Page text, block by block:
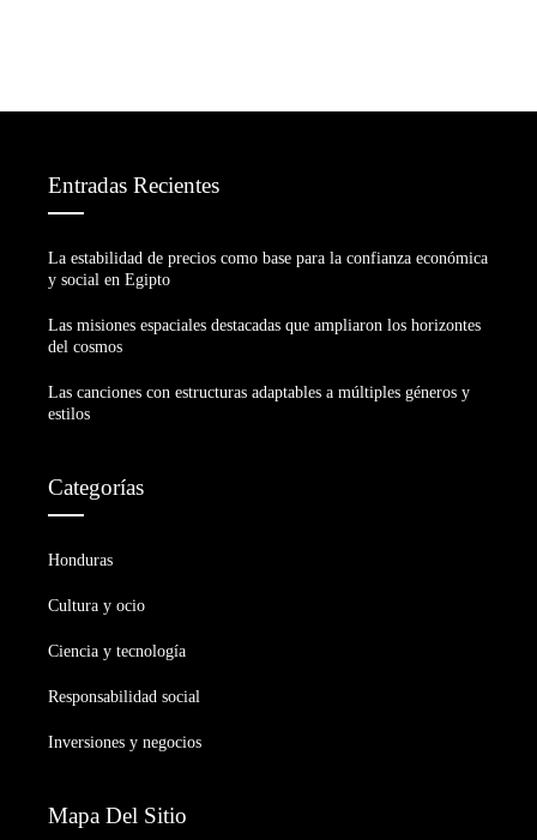
Entradas Recientes
La estabilidad de precios como base para la confianza económica
y social en Egipto
Las misiones espaciales destacadas que ampliaron los horizontes
del cosmos
Las canciones con estructuras adaptables a múltiples géneros y
estilos
Categorías
Honduras
Cultura y ocio
Ciencia y tecnología
Responsabilidad social
Inversiones y negocios
Mapa Del Sitio